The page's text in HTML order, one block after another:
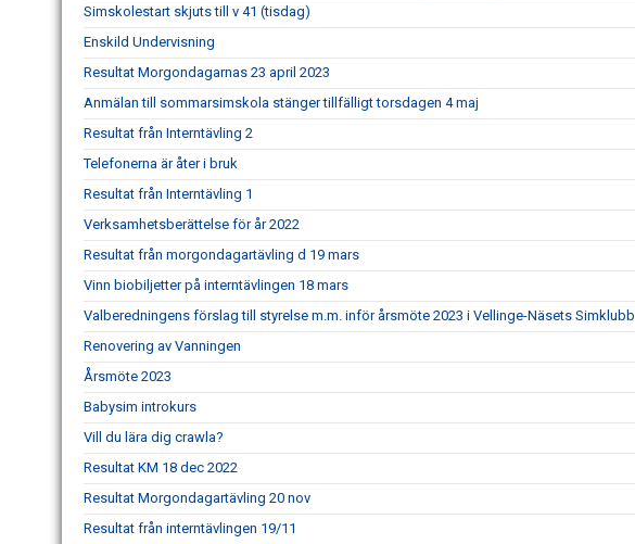
Simskolestart skjuts till v 41 (tisdag)
Enskild Undervisning
Resultat Morgondagarnas 23 april 2023
Anmälan till sommarsimskola stänger tillfälligt torsdagen 4 maj
Resultat från Interntävling 2
Telefonerna är åter i bruk
Resultat från Interntävling 1
Verksamhetsberättelse för år 2022
Resultat från morgondagartävling d 19 mars
Vinn biobiljetter på interntävlingen 18 mars
Valberedningens förslag till styrelse m.m. inför årsmöte 2023 i Vellinge-Näsets Simklubb
Renovering av Vanningen
Årsmöte 2023
Babysim introkurs
Vill du lära dig crawla?
Resultat KM 18 dec 2022
Resultat Morgondagartävling 20 nov
Resultat från interntävlingen 19/11